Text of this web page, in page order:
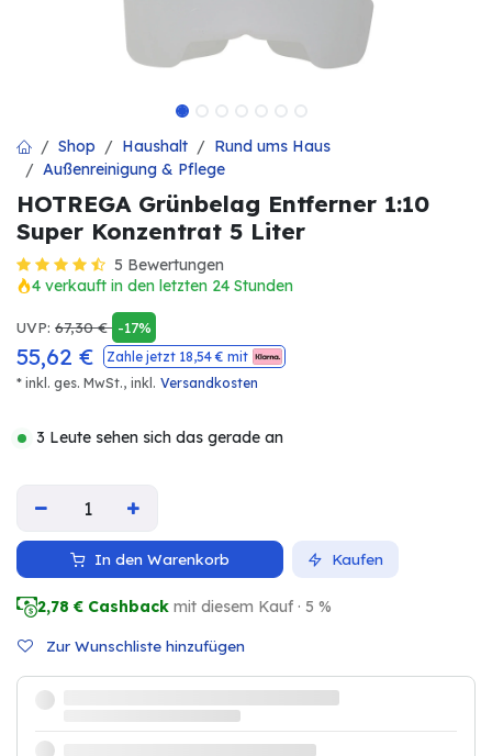
Shop Haushalt
Rund ums Haus
Außenreinigung & Pflege
HOTREGA Grünbelag Entferner 1:10
Super Konzentrat 5 Liter
5 Bewertungen
4 verkauft in den letzten 24 Stunden
UVP: 67,30€ -17%
55,62 € Zahle jetzt 18,54€ mit
* inkl. ges. MwSt., inkl. Versandkosten
3 Leute sehen sich das gerade an
In den Warenkorb Kaufen
2,78 € Cashback mit diesem Kauf · 5 %
Zur Wunschliste hinzufügen